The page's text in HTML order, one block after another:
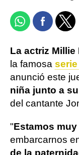
La actriz
la famosa
anunció este
niña junto a
del cantante
"Estamos
embarcarnos
de la